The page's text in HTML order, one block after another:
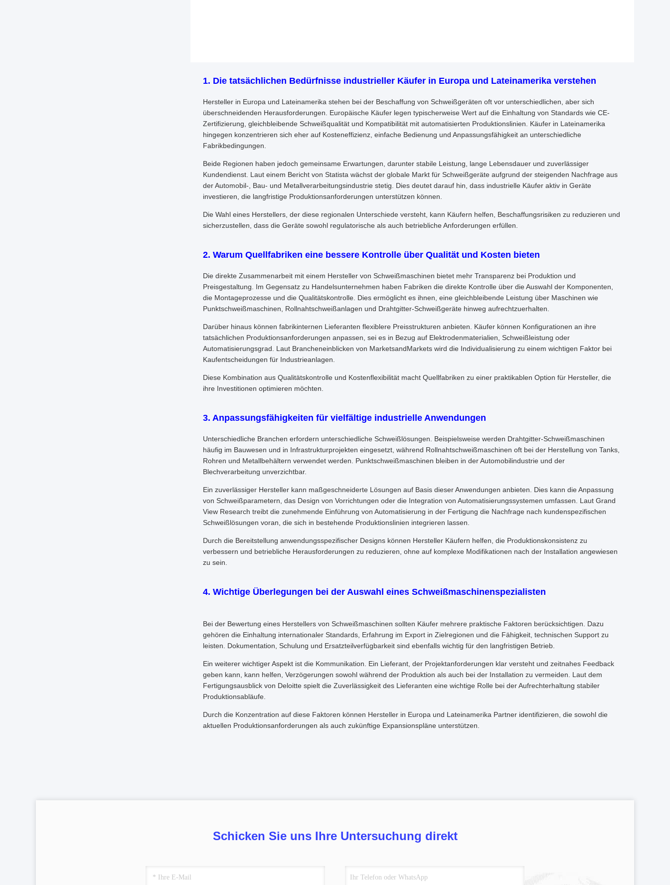
1. Die tatsächlichen Bedürfnisse industrieller Käufer in Europa und Lateinamerika verstehen
Hersteller in Europa und Lateinamerika stehen bei der Beschaffung von Schweißgeräten oft vor unterschiedlichen, aber sich
überschneidenden Herausforderungen. Europäische Käufer legen typischerweise Wert auf die Einhaltung von Standards wie CE-
Zertifizierung, gleichbleibende Schweißqualität und Kompatibilität mit automatisierten Produktionslinien. Käufer in Lateinamerika
hingegen konzentrieren sich eher auf Kosteneffizienz, einfache Bedienung und Anpassungsfähigkeit an unterschiedliche
Fabrikbedingungen.
Beide Regionen haben jedoch gemeinsame Erwartungen, darunter stabile Leistung, lange Lebensdauer und zuverlässiger
Kundendienst. Laut einem Bericht von Statista wächst der globale Markt für Schweißgeräte aufgrund der steigenden Nachfrage aus
der Automobil-, Bau- und Metallverarbeitungsindustrie stetig. Dies deutet darauf hin, dass industrielle Käufer aktiv in Geräte
investieren, die langfristige Produktionsanforderungen unterstützen können.
Die Wahl eines Herstellers, der diese regionalen Unterschiede versteht, kann Käufern helfen, Beschaffungsrisiken zu reduzieren und
sicherzustellen, dass die Geräte sowohl regulatorische als auch betriebliche Anforderungen erfüllen.
2. Warum Quellfabriken eine bessere Kontrolle über Qualität und Kosten bieten
Die direkte Zusammenarbeit mit einem Hersteller von Schweißmaschinen bietet mehr Transparenz bei Produktion und
Preisgestaltung. Im Gegensatz zu Handelsunternehmen haben Fabriken die direkte Kontrolle über die Auswahl der Komponenten,
die Montageprozesse und die Qualitätskontrolle. Dies ermöglicht es ihnen, eine gleichbleibende Leistung über Maschinen wie
Punktschweißmaschinen, Rollnahtschweißanlagen und Drahtgitter-Schweißgeräte hinweg aufrechtzuerhalten.
Darüber hinaus können fabrikinternen Lieferanten flexiblere Preisstrukturen anbieten. Käufer können Konfigurationen an ihre
tatsächlichen Produktionsanforderungen anpassen, sei es in Bezug auf Elektrodenmaterialien, Schweißleistung oder
Automatisierungsgrad. Laut Brancheneinblicken von MarketsandMarkets wird die Individualisierung zu einem wichtigen Faktor bei
Kaufentscheidungen für Industrieanlagen.
Diese Kombination aus Qualitätskontrolle und Kostenflexibilität macht Quellfabriken zu einer praktikablen Option für Hersteller, die
ihre Investitionen optimieren möchten.
3. Anpassungsfähigkeiten für vielfältige industrielle Anwendungen
Unterschiedliche Branchen erfordern unterschiedliche Schweißlösungen. Beispielsweise werden Drahtgitter-Schweißmaschinen
häufig im Bauwesen und in Infrastrukturprojekten eingesetzt, während Rollnahtschweißmaschinen oft bei der Herstellung von Tanks,
Rohren und Metallbehältern verwendet werden. Punktschweißmaschinen bleiben in der Automobilindustrie und der
Blechverarbeitung unverzichtbar.
Ein zuverlässiger Hersteller kann maßgeschneiderte Lösungen auf Basis dieser Anwendungen anbieten. Dies kann die Anpassung
von Schweißparametern, das Design von Vorrichtungen oder die Integration von Automatisierungssystemen umfassen. Laut Grand
View Research treibt die zunehmende Einführung von Automatisierung in der Fertigung die Nachfrage nach kundenspezifischen
Schweißlösungen voran, die sich in bestehende Produktionslinien integrieren lassen.
Durch die Bereitstellung anwendungsspezifischer Designs können Hersteller Käufern helfen, die Produktionskonsistenz zu
verbessern und betriebliche Herausforderungen zu reduzieren, ohne auf komplexe Modifikationen nach der Installation angewiesen
zu sein.
4. Wichtige Überlegungen bei der Auswahl eines Schweißmaschinenspezialisten
Bei der Bewertung eines Herstellers von Schweißmaschinen sollten Käufer mehrere praktische Faktoren berücksichtigen. Dazu
gehören die Einhaltung internationaler Standards, Erfahrung im Export in Zielregionen und die Fähigkeit, technischen Support zu
leisten. Dokumentation, Schulung und Ersatzteilverfügbarkeit sind ebenfalls wichtig für den langfristigen Betrieb.
Ein weiterer wichtiger Aspekt ist die Kommunikation. Ein Lieferant, der Projektanforderungen klar versteht und zeitnahes Feedback
geben kann, kann helfen, Verzögerungen sowohl während der Produktion als auch bei der Installation zu vermeiden. Laut dem
Fertigungsausblick von Deloitte spielt die Zuverlässigkeit des Lieferanten eine wichtige Rolle bei der Aufrechterhaltung stabiler
Produktionsabläufe.
Durch die Konzentration auf diese Faktoren können Hersteller in Europa und Lateinamerika Partner identifizieren, die sowohl die
aktuellen Produktionsanforderungen als auch zukünftige Expansionspläne unterstützen.
Schicken Sie uns Ihre Untersuchung direkt